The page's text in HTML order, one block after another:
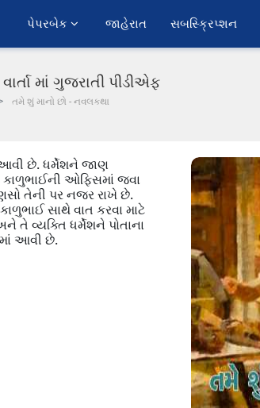
પેપરબેક જાહેરાત સબસ્ક્રિપ્શન
માં ગુજરાતી પીડીએફ
તમે શું માનો છો - નવલકથા
આવી છે. ધર્મેશને જાણ
ઓફિસમાં જવા
તેની પર નજર રાખે છે.
સાથે વાત કરવા માટે
વ્યક્તિ ધર્મેશને પોતાના
આવી છે.